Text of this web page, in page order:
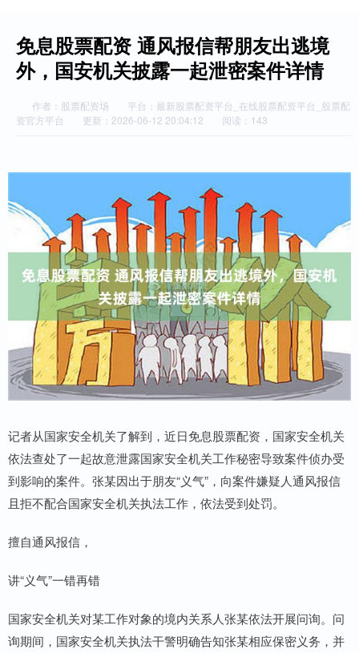
免息股票配资 通风报信帮朋友出逃境
外，国安机关披露一起泄密案件详情
作者：股票配资场
平台：最新股票配资平台_在线股票配资平台_股票配
资官方平台
更新：2026-06-12 20:04:12 阅读：143
记者从国家安全机关了解到，近日免息股票配资，国家安全机关
依法查处了一起故意泄露国家安全机关工作秘密导致案件侦办受
到影响的案件。张某因出于朋友“义气”，向案件嫌疑人通风报信
且拒不配合国家安全机关执法工作，依法受到处罚。
擅自通风报信，
讲“义气”一错再错
国家安全机关对某工作对象的境内关系人张某依法开展问询。问
询期间，国家安全机关执法干警明确告知张某相应保密义务，并